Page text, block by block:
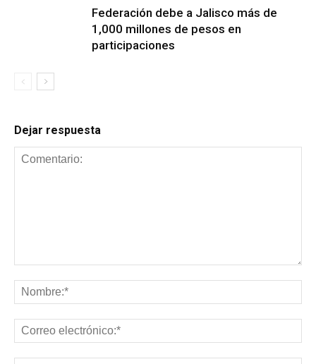
Federación debe a Jalisco más de
1,000 millones de pesos en
participaciones
Dejar respuesta